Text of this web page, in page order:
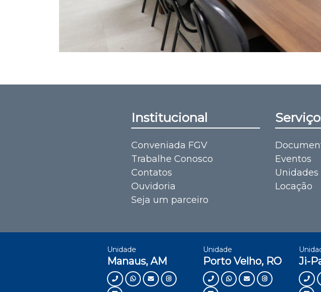
Institucional
Conveniada FGV
Trabalhe Conosco
Contatos
Ouvidoria
Seja um parceiro
Eventos
Unidades
Locação
Unidade
Manaus, AM
Unidade
Porto Velho, RO Ji-